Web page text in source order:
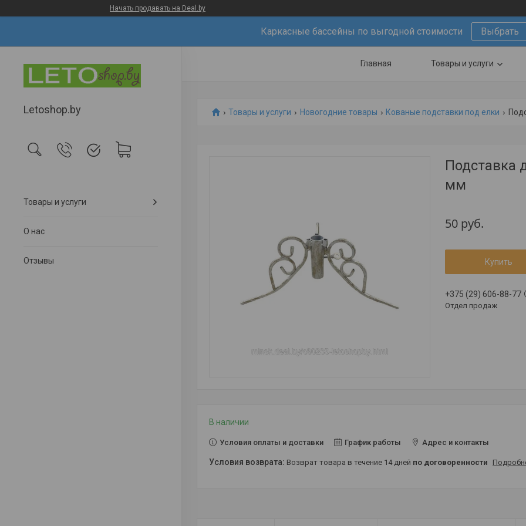
Начать продавать на Deal.by
Каркасные бассейны по выгодной стоимости Выбрать
Letoshop.by
Товары и услуги
О нас
Отзывы
Главная Товары и услуги
Товары и услуги Новогодние товары Кованые подставки под елки
Подставка
мм
50 руб.
Купить
+375 (29) 606-88-77
Отдел продаж
В наличии
Условия оплаты и доставки График работы Адрес и контакты
возврат товара в течение 14 дней по договоренности